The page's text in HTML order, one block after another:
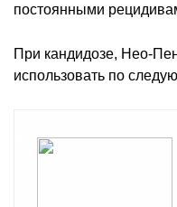
постоянными
При кандидозе, Нео-
использовать по